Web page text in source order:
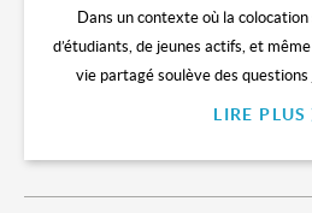
Dans un contexte où la
d’étudiants, de jeunes actifs, et
vie partagé soulève des
LIRE PLUS